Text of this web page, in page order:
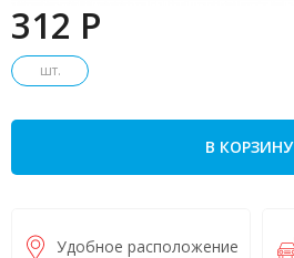
312 P
шт.
В КОРЗИНУ
Удобное расположение